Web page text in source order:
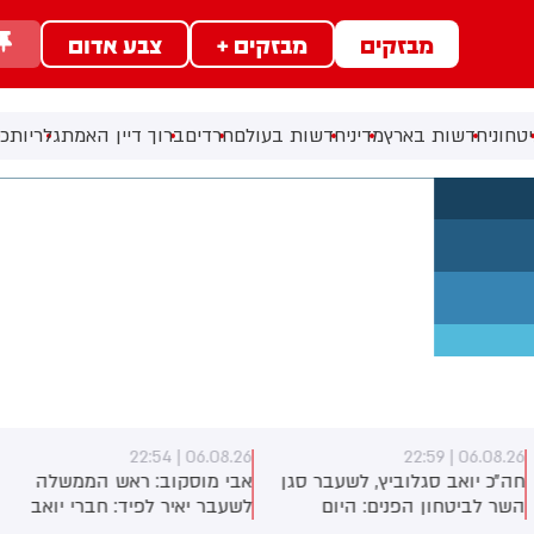
מבזקים מבזקים + צבע אדום
חדשות בארץמדיניחדשות בעולםחרדיםברוך דיין האמתגלריות
06.08.26 | 22:59
חה״כ יואב סגלוביץ, לשעבר סגן
השר לביטחון הפנים: היום
06.08.26 | 22:54
אבי מוסקוב: ראש הממשלה
לשעבר יאיר לפיד: חברי יואב